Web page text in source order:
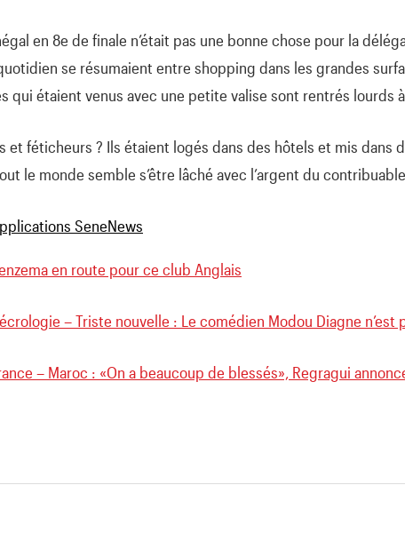
en 8e de finale n’était pas une bonne chose pour la
se résumaient entre shopping dans les grandes
qui étaient venus avec une petite valise sont rentrés lourds
et féticheurs ? Ils étaient logés dans des hôtels et mis dans
le monde semble s’être lâché avec l’argent du
en route pour ce club Anglais
– Triste nouvelle : Le comédien Modou Diagne n’est
– Maroc : «On a beaucoup de blessés», Regragui